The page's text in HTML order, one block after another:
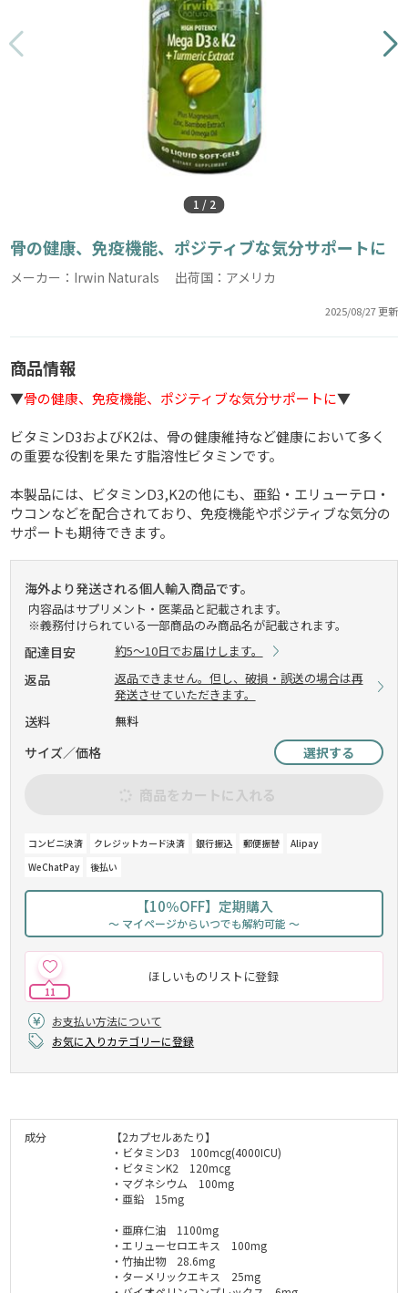
1 / 2
骨の健康、免疫機能、ポジティブな気分サポートに
メーカー：Irwin Naturals 出荷国：アメリカ
2025/08/27 更新
商品情報
▼骨の健康、免疫機能、ポジティブな気分サポートに▼
ビタミンD3およびK2は、骨の健康維持など健康において多く
の重要な役割を果たす脂溶性ビタミンです。
本製品には、ビタミンD3,K2の他にも、亜鉛・エリューテロ・
ウコンなどを配合されており、免疫機能やポジティブな気分の
サポートも期待できます。
海外より発送される個人輸入商品です。
内容品はサプリメント・医薬品と記載されます。
※義務付けられている一部商品のみ商品名が記載されます。
配達目安 約5～10日でお届けします。
返品
返品できません。但し、破損・誤送の場合は再
発送させていただきます。
送料 無料
サイズ／価格 選択する
商品をカートに入れる
コンビニ決済 クレジットカード決済 銀行振込 郵便振替
Alipay
WeChatPay
後払い
【10％OFF】定期購入
～ マイページからいつでも解約可能 ～
ほしいものリストに登録
11
お支払い方法について
お気に入りカテゴリーに登録
成分
【2カプセルあたり】
・ビタミンD3 100mcg(4000ICU)
・ビタミンK2 120mcg
・マグネシウム 100mg
・亜鉛 15mg
・亜麻仁油 1100mg
・エリューセロエキス 100mg
・竹抽出物 28.6mg
・ターメリックエキス 25mg